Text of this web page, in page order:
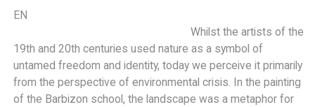
EN
Whilst the artists of the
19th and 20th centuries used nature as a symbol of
untamed freedom and identity, today we perceive it primarily
from the perspective of environmental crisis. In the painting
of the Barbizon school, the landscape was a metaphor for